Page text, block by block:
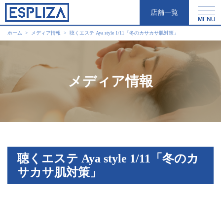
店舗一覧
ホーム メディア情報 聴くエステ Aya style 1/11「冬のカサカサ肌対策」
メディア情報
聴くエステ Aya style 1/11「冬のカ
サカサ肌対策」